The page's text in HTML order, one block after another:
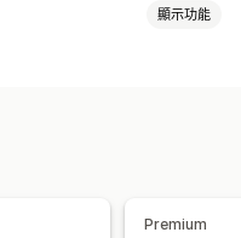
顯示功能
Premium